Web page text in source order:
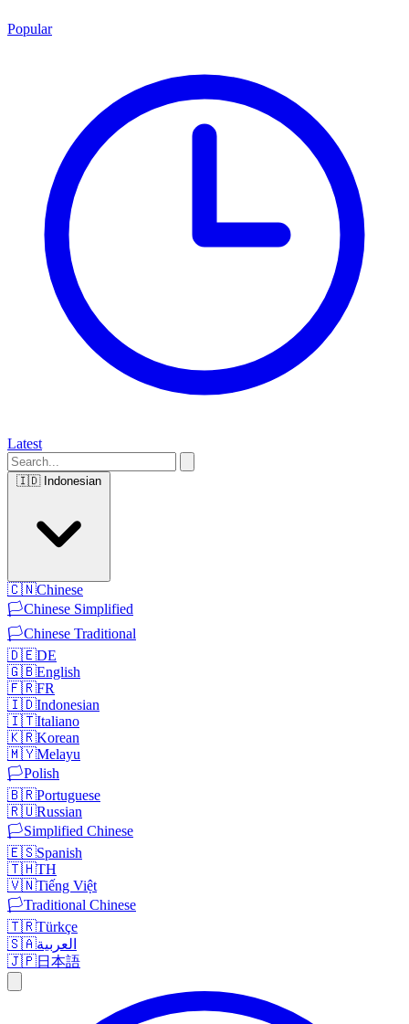
Popular
Latest
🇮🇩 Indonesian
🇨🇳Chinese
🏳️Chinese Simplified
🏳️Chinese Traditional
🇩🇪DE
🇬🇧English
🇫🇷FR
🇮🇩Indonesian
🇮🇹Italiano
🇰🇷Korean
🇲🇾Melayu
🏳️Polish
🇧🇷Portuguese
🇷🇺Russian
🏳️Simplified Chinese
🇪🇸Spanish
🇹🇭TH
🇻🇳Tiếng Việt
🏳️Traditional Chinese
🇹🇷Türkçe
🇸🇦العربية
🇯🇵日本語